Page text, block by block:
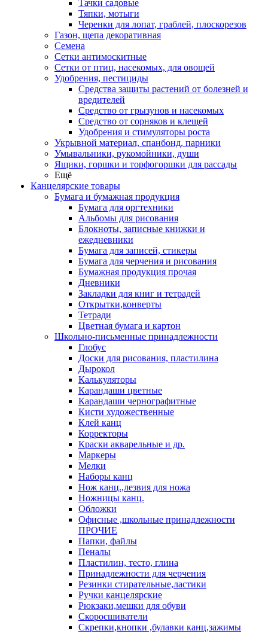
Тачки садовые
Тяпки, мотыги
Черенки для лопат, граблей, плоскорезов
Газон, щепа декоративная
Семена
Сетки антимоскитные
Сетки от птиц, насекомых, для овощей
Удобрения, пестициды
Средства защиты растений от болезней и
вредителей
Средство от грызунов и насекомых
Средство от сорняков и клещей
Удобрения и стимуляторы роста
Укрывной материал, спанбонд, парники
Умывальники, рукомойники, души
Ящики, горшки и торфогоршки для рассады
Ещё
Канцелярские товары
Бумага и бумажная продукция
Бумага для оргтехники
Альбомы для рисования
Блокноты, записные книжки и
ежедневники
Бумага для записей, стикеры
Бумага для черчения и рисования
Бумажная продукция прочая
Дневники
Закладки для книг и тетрадей
Открытки,конверты
Тетради
Цветная бумага и картон
Школьно-письменные принадлежности
Глобус
Доски для рисования, пластилина
Дырокол
Калькуляторы
Карандаши цветные
Карандаши чернографитные
Кисти художественные
Клей канц
Корректоры
Краски акварельные и др.
Маркеры
Мелки
Наборы канц
Нож канц.,лезвия для ножа
Ножницы канц.
Обложки
Офисные ,школьные принадлежности
ПРОЧИЕ
Папки, файлы
Пеналы
Пластилин, тесто, глина
Принадлежности для черчения
Резинки стирательные,ластики
Ручки канцелярские
Рюкзаки,мешки для обуви
Скоросшиватели
Скрепки,кнопки ,булавки канц,зажимы